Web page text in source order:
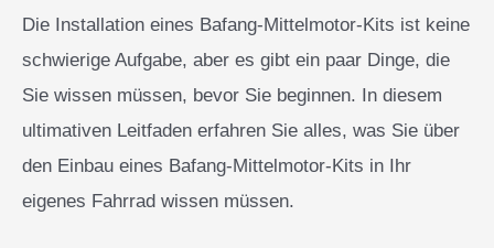
Die Installation eines Bafang-Mittelmotor-Kits ist keine
schwierige Aufgabe, aber es gibt ein paar Dinge, die
Sie wissen müssen, bevor Sie beginnen. In diesem
ultimativen Leitfaden erfahren Sie alles, was Sie über
den Einbau eines Bafang-Mittelmotor-Kits in Ihr
eigenes Fahrrad wissen müssen.